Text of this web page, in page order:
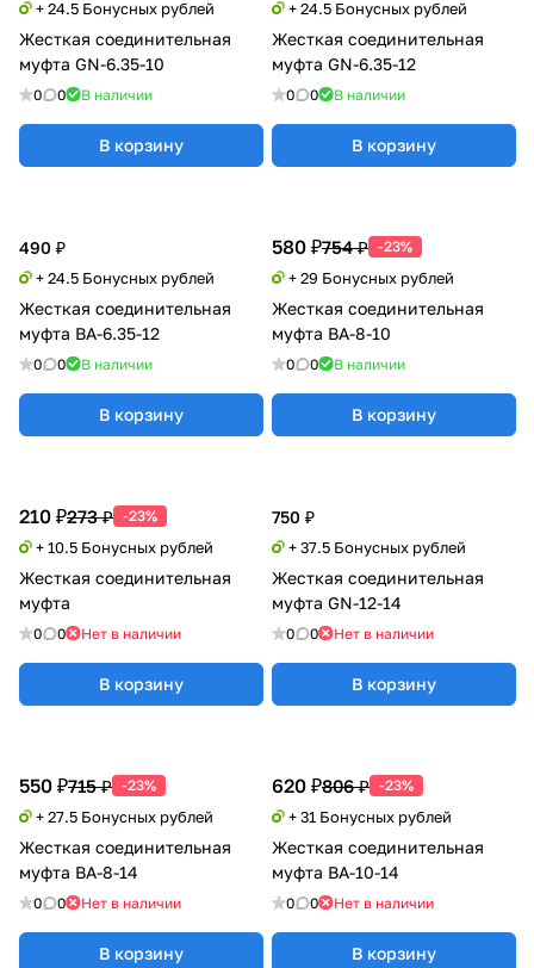
+ 24.5 Бонусных рублей
Жесткая соединительная
муфта GN-6.35-10
0 0 В наличии
В корзину
+ 24.5 Бонусных рублей
Жесткая соединительная
муфта GN-6.35-12
0 0 В наличии
В корзину
490 ₽
+ 24.5 Бонусных рублей
Жесткая соединительная
муфта BA-6.35-12
0 0 В наличии
В корзину
580 ₽754 ₽ -23%
+ 29 Бонусных рублей
Жесткая соединительная
муфта BA-8-10
0 0 В наличии
В корзину
210 ₽273 ₽ -23%
+ 10.5 Бонусных рублей
Жесткая соединительная
муфта
0 0 Нет в наличии
В корзину
750 ₽
+ 37.5 Бонусных рублей
Жесткая соединительная
муфта GN-12-14
0 0 Нет в наличии
В корзину
550 ₽715 ₽ -23%
+ 27.5 Бонусных рублей
Жесткая соединительная
муфта BA-8-14
0 0 Нет в наличии
В корзину
620 ₽806 ₽ -23%
+ 31 Бонусных рублей
Жесткая соединительная
муфта BA-10-14
0 0 Нет в наличии
В корзину